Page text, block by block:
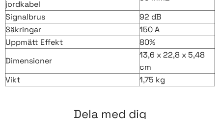
jordkabel
Signalbrus
92 dB
Säkringar
150 A
Uppmätt Effekt
80%
Dimensioner
13,6 x 22,8 x 5,48
cm
Vikt
1,75 kg
Dela med dig